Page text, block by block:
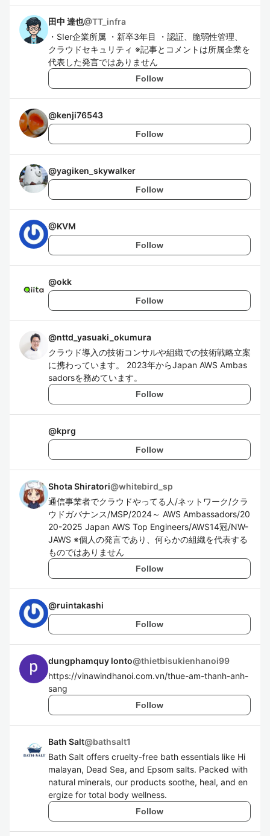
田中 達也@TT_infra
・SIer企業所属 ・新卒3年目 ・認証、脆弱性管理、
クラウドセキュリティ ※記事とコメントは所属企業を
代表した発言ではありません
Follow
@kenji76543
Follow
@yagiken_skywalker
Follow
@KVM
Follow
@okk
Follow
@nttd_yasuaki_okumura
クラウド導入の技術コンサルや組織での技術戦略立案
に携わっています。 2023年からJapan AWS Ambas
sadorsを務めています。
Follow
@kprg
Follow
Shota Shiratori@whitebird_sp
通信事業者でクラウドやってる人/ネットワーク/クラ
ウドガバナンス/MSP/2024～ AWS Ambassadors/20
20-2025 Japan AWS Top Engineers/AWS14冠/NW-
JAWS ※個人の発言であり、何らかの組織を代表する
ものではありません
Follow
@ruintakashi
Follow
dungphamquy lonto@thietbisukienhanoi99
https://vinawindhanoi.com.vn/thue-am-thanh-anh-
sang
Follow
Bath Salt@bathsalt1
Bath Salt offers cruelty-free bath essentials like Hi
malayan, Dead Sea, and Epsom salts. Packed with
natural minerals, our products soothe, heal, and en
ergize for total body wellness.
Follow